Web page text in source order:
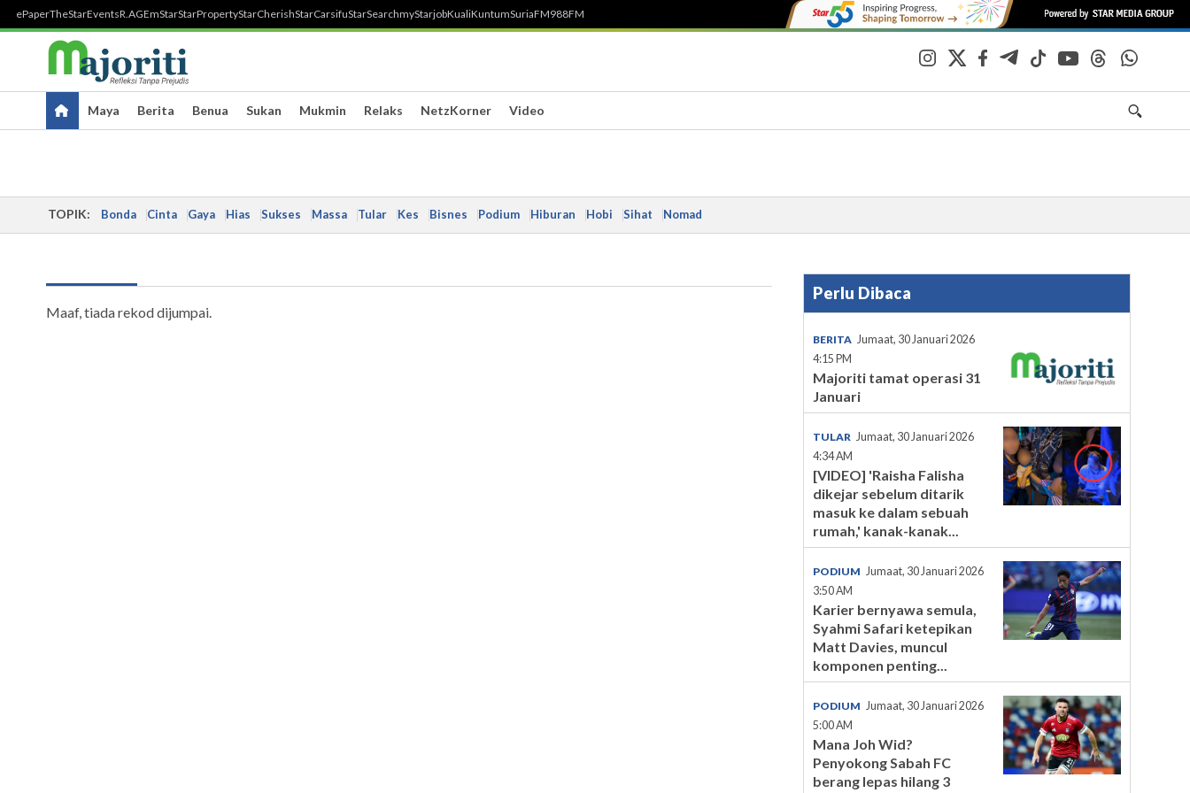
ePaperTheStarEventsR.AGEmStarStarPropertyStarCherishStarCarsifuStarSearchmyStarjobKualiKuntumSuriaFM988FM
Maya Berita Benua Sukan Mukmin Relaks NetzKorner Video
TOPIK: Bonda Cinta Gaya Hias Sukses Massa Tular Kes Bisnes Podium Hiburan Hobi Sihat Nomad
Maaf, tiada rekod dijumpai.
Perlu Dibaca
BERITA Jumaat, 30 Januari 2026
4:15 PM
Majoriti tamat operasi 31
Januari
TULAR Jumaat, 30 Januari 2026
4:34 AM
[VIDEO] 'Raisha Falisha
dikejar sebelum ditarik
masuk ke dalam sebuah
rumah,' kanak-kanak...
PODIUM Jumaat, 30 Januari 2026
3:50 AM
Karier bernyawa semula,
Syahmi Safari ketepikan
Matt Davies, muncul
komponen penting...
PODIUM Jumaat, 30 Januari 2026
5:00 AM
Mana Joh Wid?
Penyokong Sabah FC
berang lepas hilang 3